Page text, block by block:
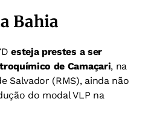
Bahia
esteja prestes a ser
de Camaçari, na
Salvador (RMS), ainda não
do modal VLP na